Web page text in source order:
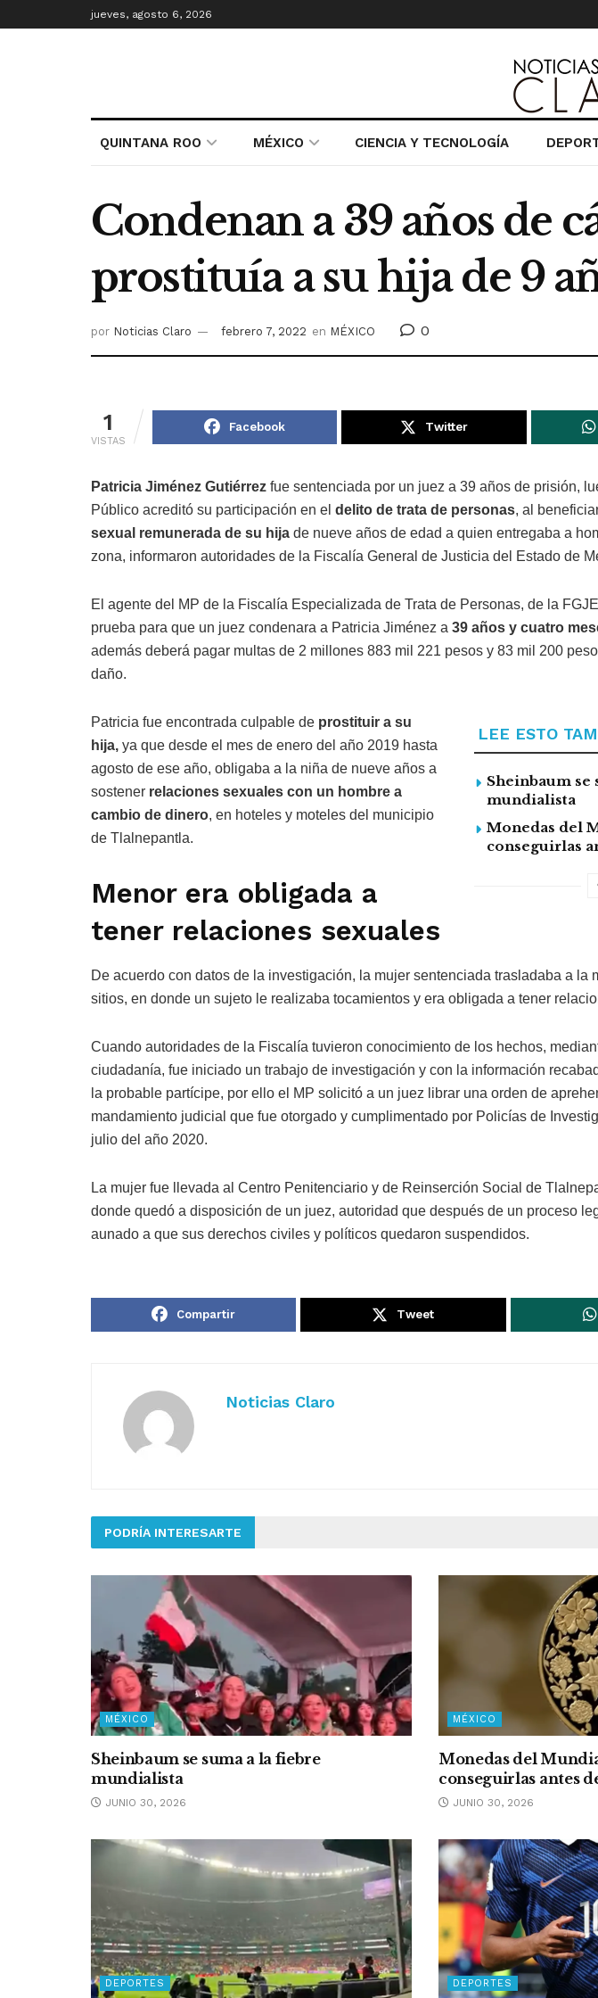
jueves, agosto 6, 2026
QUINTANA ROO MÉXICO CIENCIA Y TECNOLOGÍA
Condenan a 39 años de
prostituía a su hija de 9
por Noticias Claro febrero 7, 2022 en MÉXICO 0
1
VISTAS
Facebook Twitter
Patricia Jiménez Gutiérrez fue sentenciada por un juez a 39 años de prisión,
Público acreditó su participación en el delito de trata de personas, al
sexual remunerada de su hija de nueve años de edad a quien entregaba a
zona, informaron autoridades de la Fiscalía General de Justicia del Estado de
El agente del MP de la Fiscalía Especializada de Trata de Personas, de la
prueba para que un juez condenara a Patricia Jiménez a 39 años y cuatro
además deberá pagar multas de 2 millones 883 mil 221 pesos y 83 mil 200
daño.
LEE ESTO
Sheinbaum se
mundialista
Monedas del
conseguirlas
Patricia fue encontrada culpable de prostituir a su
hija, ya que desde el mes de enero del año 2019 hasta
agosto de ese año, obligaba a la niña de nueve años a
sostener relaciones sexuales con un hombre a
cambio de dinero, en hoteles y moteles del municipio
de Tlalnepantla.
Menor era obligada a
tener relaciones sexuales
De acuerdo con datos de la investigación, la mujer sentenciada trasladaba a la
sitios, en donde un sujeto le realizaba tocamientos y era obligada a tener
Cuando autoridades de la Fiscalía tuvieron conocimiento de los hechos,
ciudadanía, fue iniciado un trabajo de investigación y con la información
la probable partícipe, por ello el MP solicitó a un juez librar una orden de
mandamiento judicial que fue otorgado y cumplimentado por Policías de
julio del año 2020.
La mujer fue llevada al Centro Penitenciario y de Reinserción Social de
donde quedó a disposición de un juez, autoridad que después de un proceso
aunado a que sus derechos civiles y políticos quedaron suspendidos.
Compartir Tweet
Noticias Claro
PODRÍA INTERESARTE
MÉXICO
Sheinbaum se suma a la fiebre
mundialista
JUNIO 30, 2026
MÉXICO
Monedas del
conseguirlas antes
JUNIO 30, 2026
DEPORTES DEPORTES